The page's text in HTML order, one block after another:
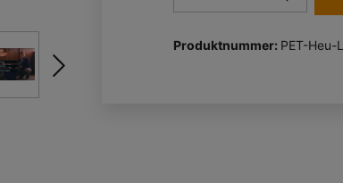
Produktnummer: PET-Heu-